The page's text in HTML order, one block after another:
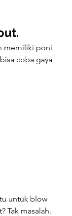
memiliki poni
coba gaya
untuk blow
Tak masalah.